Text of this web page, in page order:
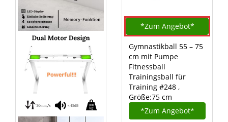
*Zum Angebot*
Gymnastikball 55 – 75
cm mit Pumpe
Fitnessball
Trainingsball für
Training #248 ,
Größe:75 cm
*Zum Angebot*